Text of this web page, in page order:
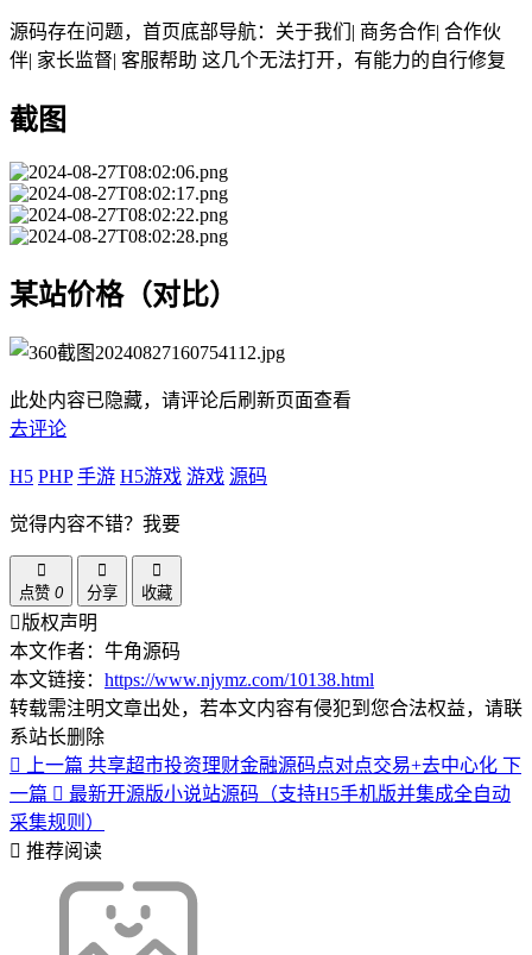
源码存在问题，首页底部导航：关于我们| 商务合作| 合作伙
伴| 家长监督| 客服帮助 这几个无法打开，有能力的自行修复
截图
某站价格（对比）
此处内容已隐藏，请评论后刷新页面查看
去评论
H5 PHP 手游 H5游戏 游戏 源码
觉得内容不错？我要
点赞 0 分享 收藏
版权声明
本文作者：牛角源码
本文链接： https://www.njymz.com/10138.html
转载需注明文章出处，若本文内容有侵犯到您合法权益，请联
系站长删除
上一篇 共享超市投资理财金融源码点对点交易+去中心化 下
一篇
最新开源版小说站源码（支持H5手机版并集成全自动
采集规则）
推荐阅读